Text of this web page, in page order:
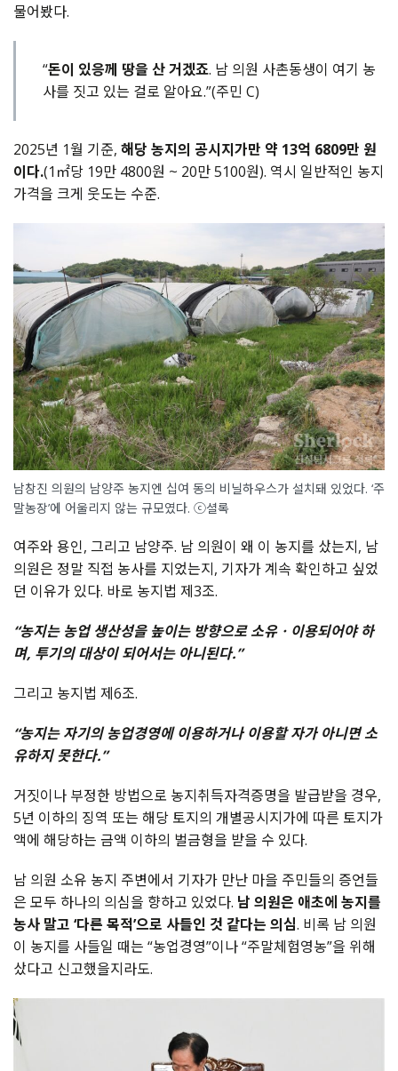
물어봤다.
“돈이 있응께 땅을 산 거겠죠. 남 의원 사촌동생이 여기 농
사를 짓고 있는 걸로 알아요.”(주민 C)
2025년 1월 기준, 해당 농지의 공시지가만 약 13억 6809만 원
이다.(1㎡당 19만 4800원 ~ 20만 5100원). 역시 일반적인 농지
가격을 크게 웃도는 수준.
남창진 의원의 남양주 농지엔 십여 동의 비닐하우스가 설치돼 있었다. ‘주
말농장’에 어울리지 않는 규모였다. ⓒ셜록
여주와 용인, 그리고 남양주. 남 의원이 왜 이 농지를 샀는지, 남
의원은 정말 직접 농사를 지었는지, 기자가 계속 확인하고 싶었
던 이유가 있다. 바로 농지법 제3조.
“농지는 농업 생산성을 높이는 방향으로 소유ㆍ이용되어야 하
며, 투기의 대상이 되어서는 아니된다.”
그리고 농지법 제6조.
“농지는 자기의 농업경영에 이용하거나 이용할 자가 아니면 소
유하지 못한다.”
거짓이나 부정한 방법으로 농지취득자격증명을 발급받을 경우,
5년 이하의 징역 또는 해당 토지의 개별공시지가에 따른 토지가
액에 해당하는 금액 이하의 벌금형을 받을 수 있다.
남 의원 소유 농지 주변에서 기자가 만난 마을 주민들의 증언들
은 모두 하나의 의심을 향하고 있었다. 남 의원은 애초에 농지를
농사 말고 ‘다른 목적’으로 사들인 것 같다는 의심. 비록 남 의원
이 농지를 사들일 때는 “농업경영”이나 “주말체험영농”을 위해
샀다고 신고했을지라도.